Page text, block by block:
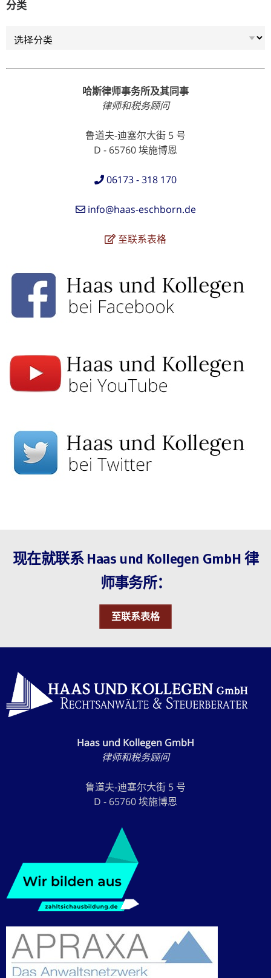
分类
哈斯律师事务所及其同事
律师和税务顾问
鲁道夫-迪塞尔大街 5 号
D - 65760 埃施博恩
06173 - 318 170
info@haas-eschborn.de
至联系表格
现在就联系 Haas und Kollegen GmbH 律
师事务所：
至联系表格
Haas und Kollegen GmbH
律师和税务顾问
鲁道夫-迪塞尔大街 5 号
D - 65760 埃施博恩